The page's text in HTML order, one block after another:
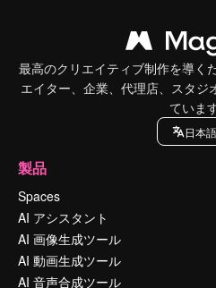
最高のクリエイティブ制作を導く
エイター、企業、代理店、スタジ
ていま
日本語
製品
Spaces
AI アシスタント
AI 画像生成ツール
AI 動画生成ツール
AI 音声合成ツール